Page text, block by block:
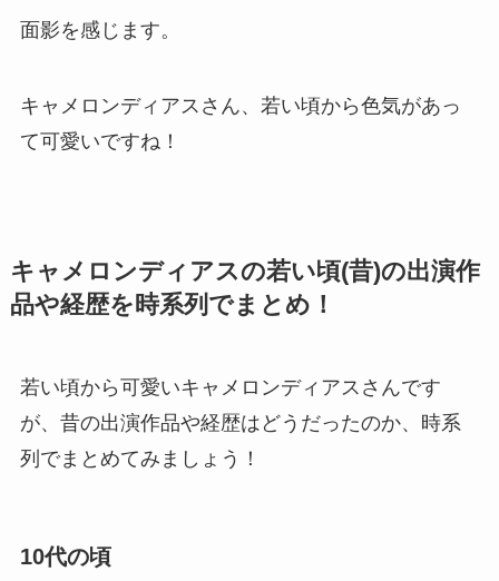
面影を感じます。
キャメロンディアスさん、若い頃から色気があっ
て可愛いですね！
キャメロンディアスの若い頃(昔)の出演作
品や経歴を時系列でまとめ！
若い頃から可愛いキャメロンディアスさんです
が、昔の出演作品や経歴はどうだったのか、時系
列でまとめてみましょう！
10代の頃